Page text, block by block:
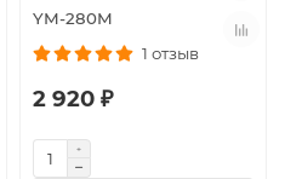
YM-280M
1 отзыв
2 920 ₽